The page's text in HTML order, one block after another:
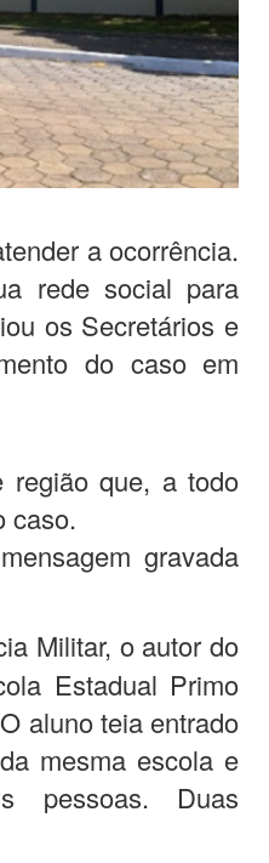
a ocorrência.
rede social para
os Secretários e
do caso em
região que, a todo
caso.
gravada
Militar, o autor do
Estadual Primo
aluno teia entrado
mesma escola e
pessoas. Duas